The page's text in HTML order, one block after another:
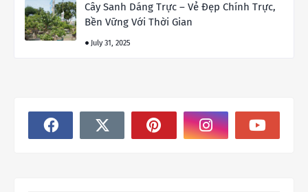
Cây Sanh Dáng Trực – Vẻ Đẹp Chính Trực,
Bền Vững Với Thời Gian
July 31, 2025